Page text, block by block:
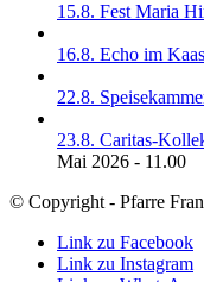
15.8. Fest Maria
16.8. Echo im
22.8.
23.8. Caritas-
Mai 2026 - 11.00
© Copyright - Pfarre
Link zu Facebook
Link zu Instagram